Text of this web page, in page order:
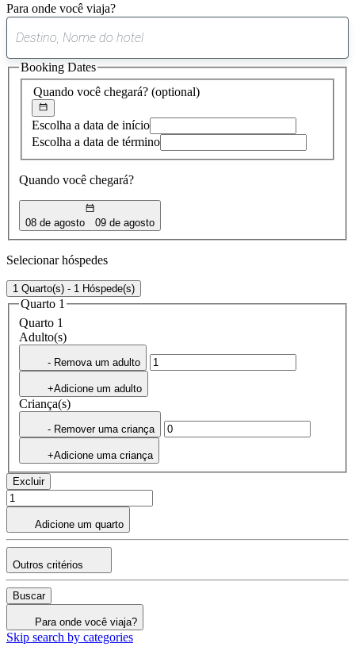
Para onde você viaja?
sugestão
encontrada
Quando você chegará? (optional)
Escolha a data de início
Escolha a data de término
Quando você chegará?
08 de agosto 09 de agosto
Booking Dates
Selecionar hóspedes
1 Quarto(s) - 1 Hóspede(s)
Quarto 1
Quarto 1
Adulto(s)
- Remova um adulto
+Adicione um adulto
Criança(s)
- Remover uma criança
+Adicione uma criança
Excluir
Adicione um quarto
Outros critérios
Buscar
Para onde você viaja?
Skip search by categories